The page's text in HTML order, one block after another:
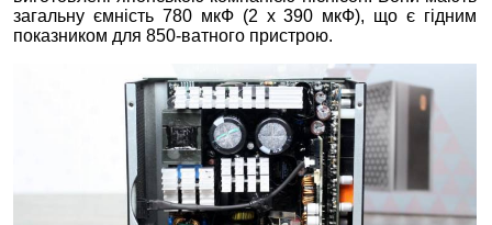
загальну ємність 780 мкФ (2 х 390 мкФ), що є гідним
показником для 850-ватного пристрою.